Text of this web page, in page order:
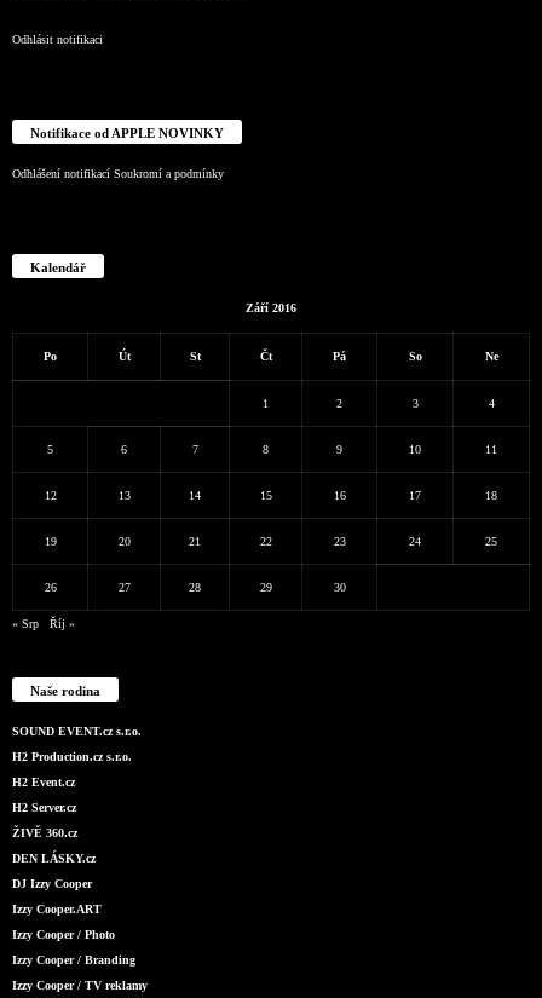
Odhlásit notifikaci
Notifikace od APPLE NOVINKY
Odhlášení notifikací Soukromí a podmínky
Kalendář
Září 2016
Po Út St Čt Pá So Ne
1 2 3 4
5 6 7 8 9 10 11
12 13 14 15 16 17 18
19 20 21 22 23 24 25
26 27 28 29 30
« Srp Říj »
Naše rodina
SOUND EVENT.cz s.r.o.
H2 Production.cz s.r.o.
H2 Event.cz
H2 Server.cz
ŽIVĚ 360.cz
DEN LÁSKY.cz
DJ Izzy Cooper
Izzy Cooper.ART
Izzy Cooper / Photo
Izzy Cooper / Branding
Izzy Cooper / TV reklamy